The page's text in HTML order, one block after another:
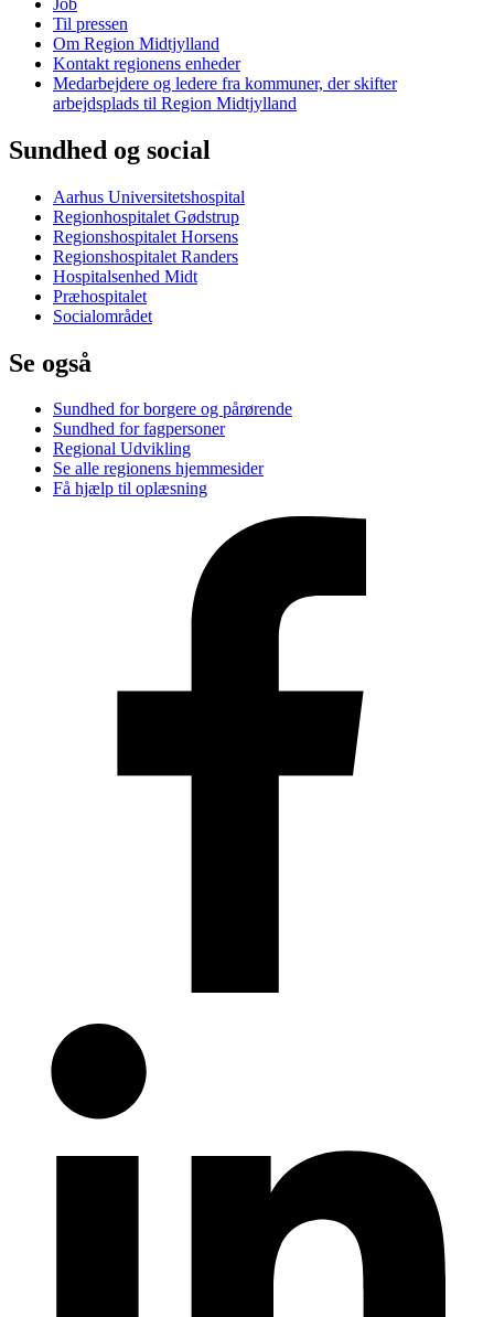
Til pressen
Om Region Midtjylland
Kontakt regionens enheder
Medarbejdere og ledere fra kommuner, der skifter
arbejdsplads til Region Midtjylland
Sundhed og social
Aarhus Universitetshospital
Regionhospitalet Gødstrup
Regionshospitalet Horsens
Regionshospitalet Randers
Hospitalsenhed Midt
Præhospitalet
Socialområdet
Se også
Sundhed for borgere og pårørende
Sundhed for fagpersoner
Regional Udvikling
Se alle regionens hjemmesider
Få hjælp til oplæsning